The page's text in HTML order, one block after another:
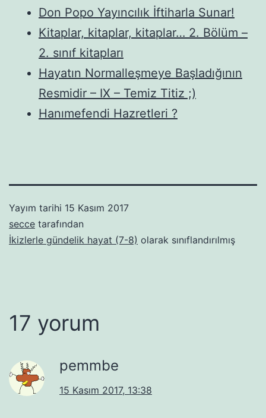
Don Popo Yayıncılık İftiharla Sunar!
Kitaplar, kitaplar, kitaplar… 2. Bölüm –
2. sınıf kitapları
Hayatın Normalleşmeye Başladığının
Resmidir – IX – Temiz Titiz ;)
Hanımefendi Hazretleri ?
Yayım tarihi 15 Kasım 2017
secce tarafından
İkizlerle gündelik hayat (7-8) olarak sınıflandırılmış
17 yorum
pemmbe
15 Kasım 2017, 13:38